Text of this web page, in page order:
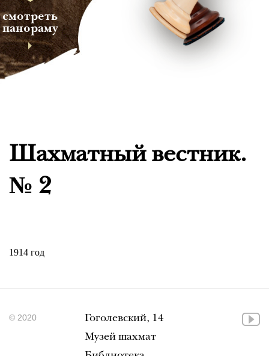
смотреть
панораму
Шахматный вестник.
№ 2
1914 год
© 2020
Гоголевский, 14
Музей шахмат